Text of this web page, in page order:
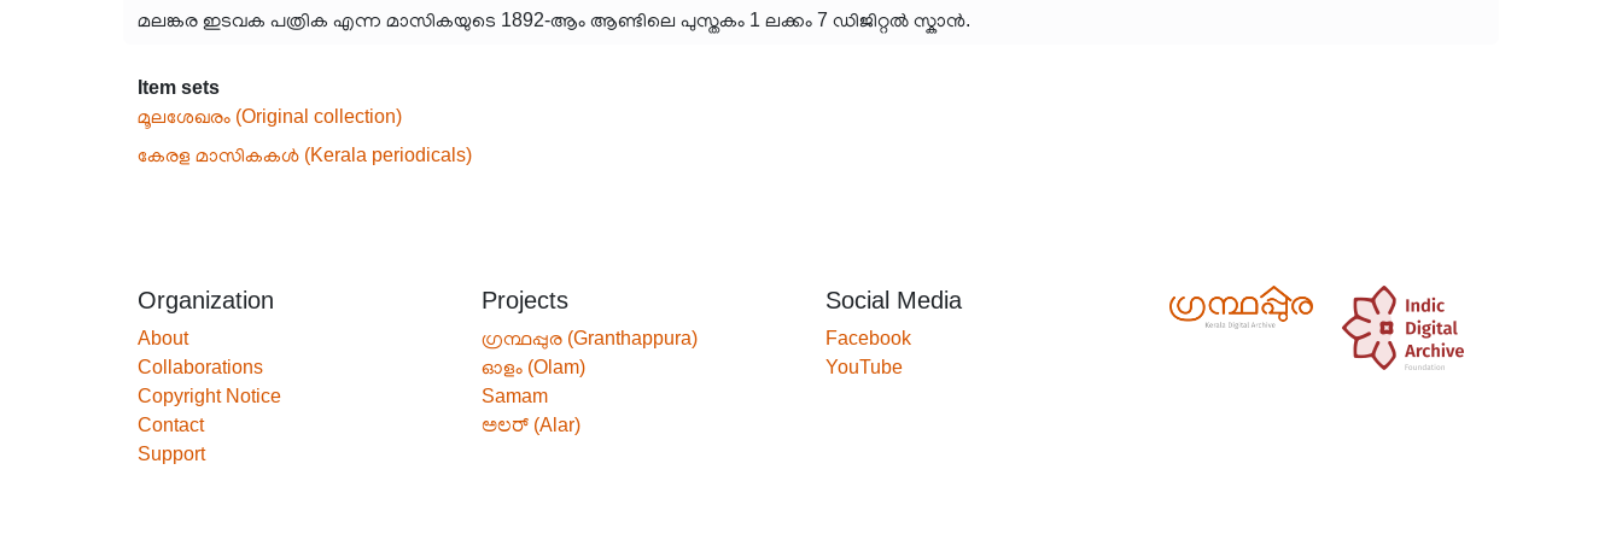
മലങ്കര ഇടവക പത്രിക എന്ന മാസികയുടെ 1892-ആം ആണ്ടിലെ പുസ്തകം 1 ലക്കം 7 ഡിജിറ്റൽ സ്കാൻ.
Item sets
മൂലശേഖരം (Original collection)
കേരള മാസികകൾ (Kerala periodicals)
Organization
About
Collaborations
Copyright Notice
Contact
Support
Projects
ഗ്രന്ഥപ്പുര (Granthappura)
ഓളം (Olam)
Samam
ಅಲರ್ (Alar)
Social Media
Facebook
YouTube